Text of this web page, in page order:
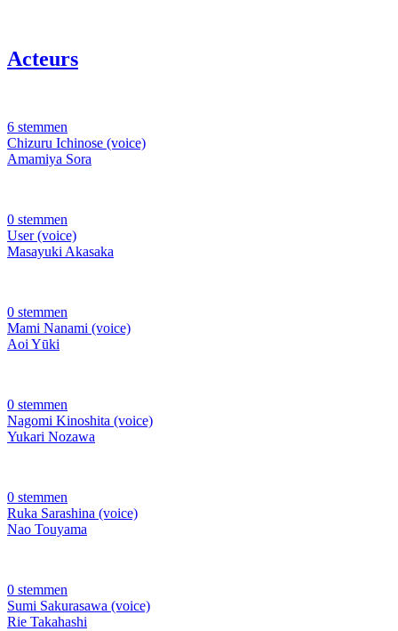
Acteurs
6 stemmen
Chizuru Ichinose (voice)
Amamiya Sora
0 stemmen
User (voice)
Masayuki Akasaka
0 stemmen
Mami Nanami (voice)
Aoi Yūki
0 stemmen
Nagomi Kinoshita (voice)
Yukari Nozawa
0 stemmen
Ruka Sarashina (voice)
Nao Touyama
0 stemmen
Sumi Sakurasawa (voice)
Rie Takahashi